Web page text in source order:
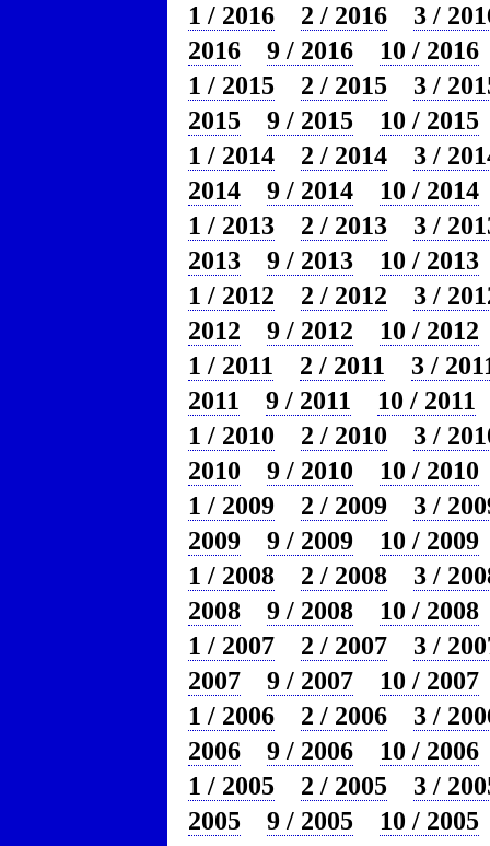
1 / 2016
2 / 2016
3 /
2016
9 / 2016
10 / 2016
1 / 2015
2 / 2015
3 /
2015
9 / 2015
10 / 2015
1 / 2014
2 / 2014
3 /
2014
9 / 2014
10 / 2014
1 / 2013
2 / 2013
3 /
2013
9 / 2013
10 / 2013
1 / 2012
2 / 2012
3 /
2012
9 / 2012
10 / 2012
1 / 2011
2 / 2011
3 /
2011
9 / 2011
10 / 2011
1 / 2010
2 / 2010
3 /
2010
9 / 2010
10 / 2010
1 / 2009
2 / 2009
3 /
2009
9 / 2009
10 / 2009
1 / 2008
2 / 2008
3 /
2008
9 / 2008
10 / 2008
1 / 2007
2 / 2007
3 /
2007
9 / 2007
10 / 2007
1 / 2006
2 / 2006
3 /
2006
9 / 2006
10 / 2006
1 / 2005
2 / 2005
3 /
2005
9 / 2005
10 / 2005